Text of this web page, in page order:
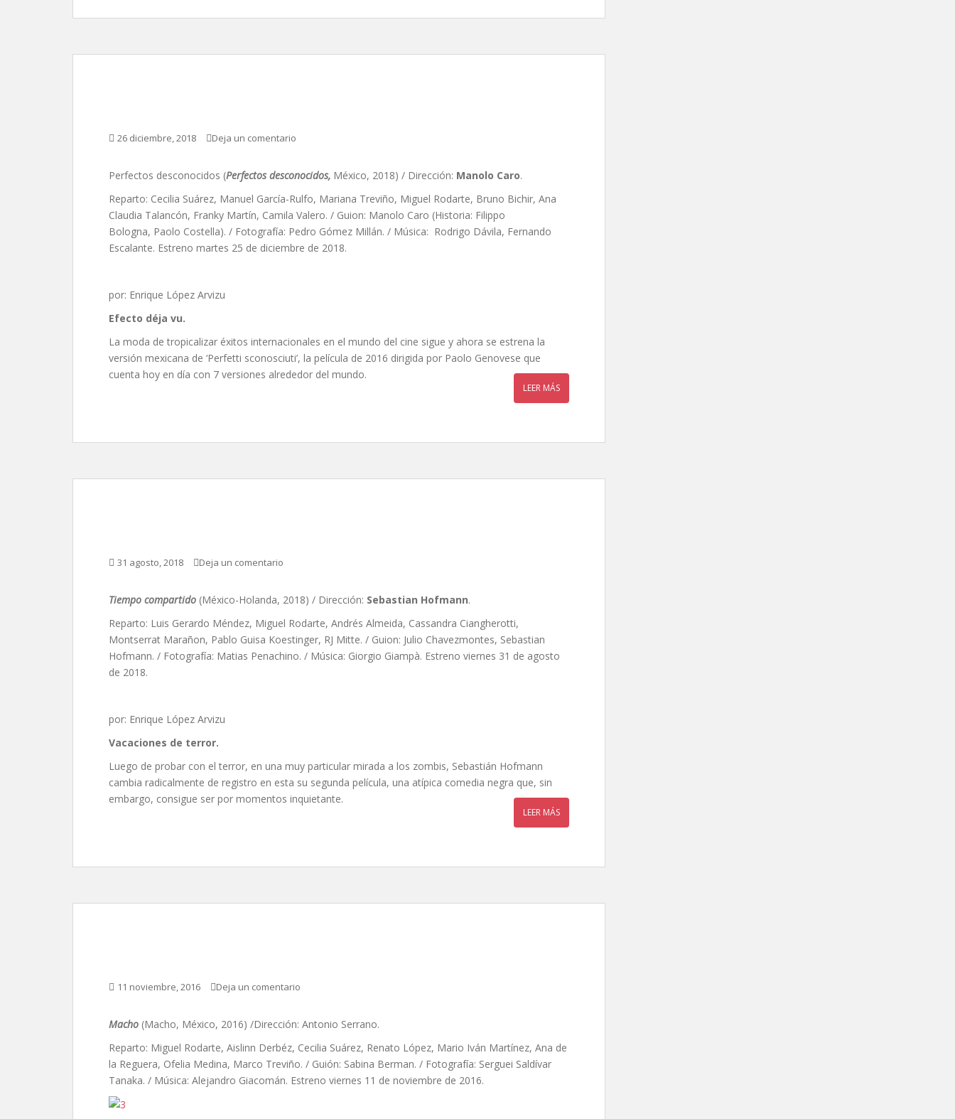
26 diciembre, 2018 Deja un comentario
Perfectos desconocidos (Perfectos desconocidos, México, 2018) / Dirección: Manolo Caro.
Reparto: Cecilia Suárez, Manuel García-Rulfo, Mariana Treviño, Miguel Rodarte, Bruno Bichir, Ana
Claudia Talancón, Franky Martín, Camila Valero. / Guion: Manolo Caro (Historia: Filippo
Bologna, Paolo Costella). / Fotografía: Pedro Gómez Millán. / Música: Rodrigo Dávila, Fernando
Escalante. Estreno martes 25 de diciembre de 2018.
por: Enrique López Arvizu
Efecto déja vu.
La moda de tropicalizar éxitos internacionales en el mundo del cine sigue y ahora se estrena la
versión mexicana de ‘Perfetti sconosciuti’, la película de 2016 dirigida por Paolo Genovese que
cuenta hoy en día con 7 versiones alrededor del mundo.
LEER MÁS
31 agosto, 2018 Deja un comentario
Tiempo compartido (México-Holanda, 2018) / Dirección: Sebastian Hofmann.
Reparto: Luis Gerardo Méndez, Miguel Rodarte, Andrés Almeida, Cassandra Ciangherotti,
Montserrat Marañon, Pablo Guisa Koestinger, RJ Mitte. / Guion: Julio Chavezmontes, Sebastian
Hofmann. / Fotografía: Matias Penachino. / Música: Giorgio Giampà. Estreno viernes 31 de agosto
de 2018.
por: Enrique López Arvizu
Vacaciones de terror.
Luego de probar con el terror, en una muy particular mirada a los zombis, Sebastián Hofmann
cambia radicalmente de registro en esta su segunda película, una atípica comedia negra que, sin
embargo, consigue ser por momentos inquietante.
LEER MÁS
11 noviembre, 2016 Deja un comentario
Macho (Macho, México, 2016) /Dirección: Antonio Serrano.
Reparto: Miguel Rodarte, Aislinn Derbéz, Cecilia Suárez, Renato López, Mario Iván Martínez, Ana de
la Reguera, Ofelia Medina, Marco Treviño. / Guión: Sabina Berman. / Fotografía: Serguei Saldívar
Tanaka. / Música: Alejandro Giacomán. Estreno viernes 11 de noviembre de 2016.